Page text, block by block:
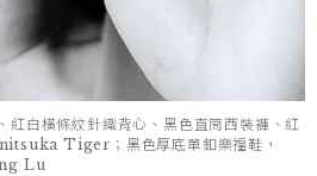
白橫條紋針織背心、黑色直筒西裝褲、紅
Tiger；黑色厚底單釦樂福鞋，
Lu